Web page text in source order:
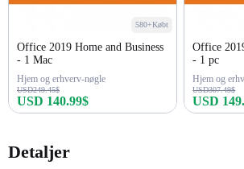
580+Købt
Office 2019 Home and Business
- 1 Mac
Hjem og erhverv-nøgle
USD249.45$
USD 140.99$
Office
- 1 pc
Hjem og
USD307.49$
USD
Detaljer